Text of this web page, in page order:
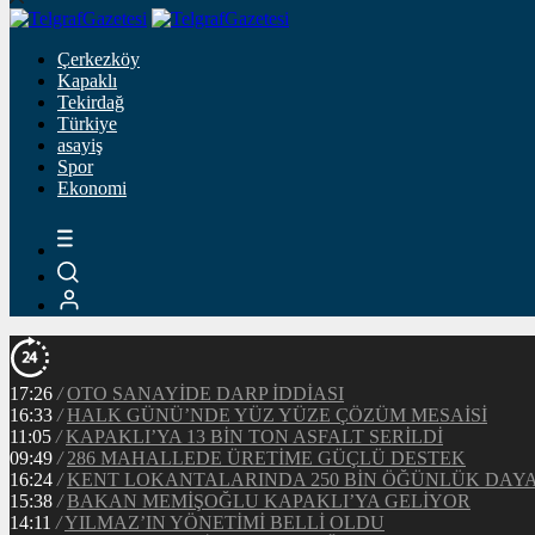
Çerkezköy
Kapaklı
Tekirdağ
Türkiye
asayiş
Spor
Ekonomi
17:26 / OTO SANAYİDE DARP İDDİASI
16:33 / HALK GÜNÜ’NDE YÜZ YÜZE ÇÖZÜM MESAİSİ
11:05 / KAPAKLI’YA 13 BİN TON ASFALT SERİLDİ
09:49 / 286 MAHALLEDE ÜRETİME GÜÇLÜ DESTEK
16:24 / KENT LOKANTALARINDA 250 BİN ÖĞÜNLÜK
15:38 / BAKAN MEMİŞOĞLU KAPAKLI’YA GELİYOR
14:11 /YILMAZ’IN YÖNETİMİ BELLİ OLDU